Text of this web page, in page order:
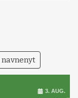
navnenyt
3. AUG.